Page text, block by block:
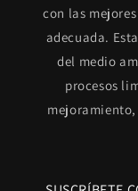
con las
adecuada.
del medio
procesos